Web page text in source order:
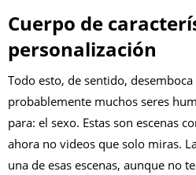
Cuerpo de
personalización
Todo esto, de sentido,
probablemente muchos seres
para: el sexo. Estas son escenas
ahora no videos que solo miras.
una de esas escenas, aunque no